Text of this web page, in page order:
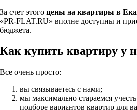
За счет этого цены на квартиры в
«PR-FLAT.RU» вполне доступны и
бюджета.
Как купить квартиру у
Все очень просто:
вы связываетесь с нами;
мы максимально стараемся
подборе вариантов квартир для